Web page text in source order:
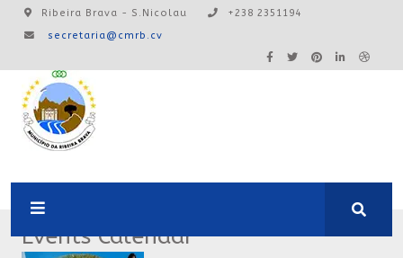
Ribeira Brava - S.Nicolau
+238 2351194
secretaria@cmrb.cv
Events Calendar